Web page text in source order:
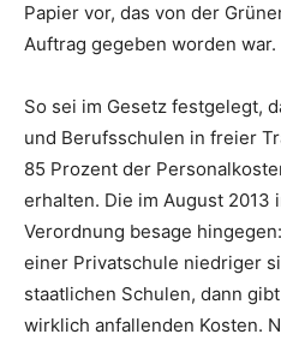
Papier vor, das von der
Auftrag gegeben worden war.
So sei im Gesetz festgelegt,
und Berufsschulen in freier
85 Prozent der
erhalten. Die im August 2013
Verordnung besage
einer Privatschule niedriger
staatlichen Schulen, dann
wirklich anfallenden Kosten.